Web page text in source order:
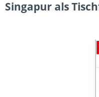
Singapur als